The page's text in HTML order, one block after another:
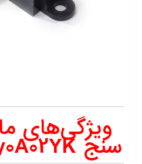
ویژگی‌های
سنج sharp Gp2y0A02YK